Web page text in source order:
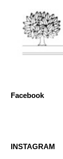
Facebook
INSTAGRAM